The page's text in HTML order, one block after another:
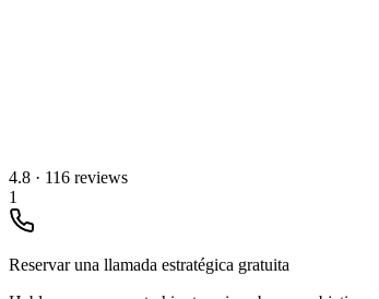
4.8 · 116 reviews
1
Reservar una llamada estratégica gratuita